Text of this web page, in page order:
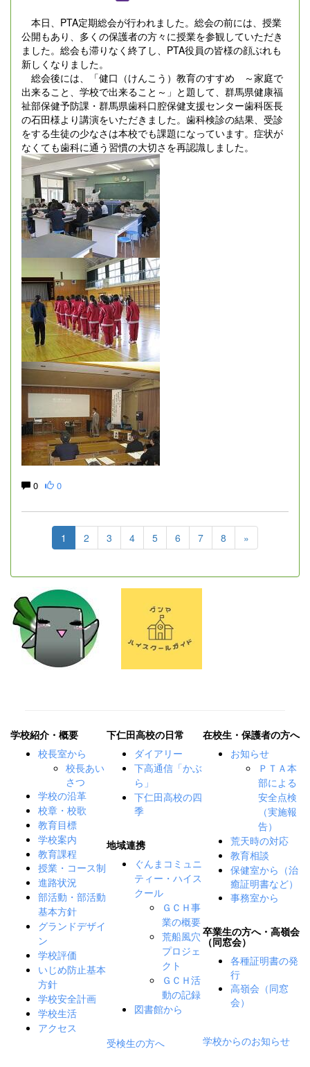
本日、PTA定期総会が行われました。総会の前には、授業
公開もあり、多くの保護者の方々に授業を参観していただき
ました。総会も滞りなく終了し、PTA役員の皆様の顔ぶれも
新しくなりました。
総会後には、「健口（けんこう）教育のすすめ ～家庭で
出来ること、学校で出来ること～」と題して、群馬県健康福
祉部保健予防課・群馬県歯科口腔保健支援センター歯科医長
の石田様より講演をいただきました。歯科検診の結果、受診
をする生徒の少なさは本校でも課題になっています。症状が
なくても歯科に通う習慣の大切さを再認識しました。
0 0
1 2 3 4 5 6 7 8 »
学校紹介・概要
校長室から
校長あい
さつ
学校の沿革
校章・校歌
教育目標
学校案内
教育課程
授業・コース制
進路状況
部活動・部活動
基本方針
グランドデザイ
ン
学校評価
いじめ防止基本
方針
学校安全計画
学校生活
アクセス
下仁田高校の日常
ダイアリー
下高通信「かぶ
ら」
下仁田高校の四
季
地域連携
ぐんまコミュニ
ティー・ハイス
クール
ＧＣＨ事
業の概要
荒船風穴
プロジェ
クト
ＧＣＨ活
動の記録
図書館から
受検生の方へ
在校生・保護者の方へ
お知らせ
ＰＴＡ本
部による
安全点検
（実施報
告）
荒天時の対応
教育相談
保健室から（治
癒証明書など）
事務室から
卒業生の方へ・高嶺会
（同窓会）
各種証明書の発
行
高嶺会（同窓
会）
学校からのお知らせ